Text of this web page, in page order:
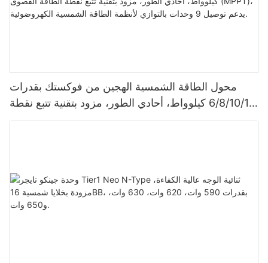
محول الطاقة الشمسية الهجين من فوكستك بقدرات
6/8/10/12 كيلوواط، أحادي الطور، مزود بتقنية تتبع نقطة
الطاقة القصوى (MPPT)، يدعم توصيل 9 وحدات بالتوازي